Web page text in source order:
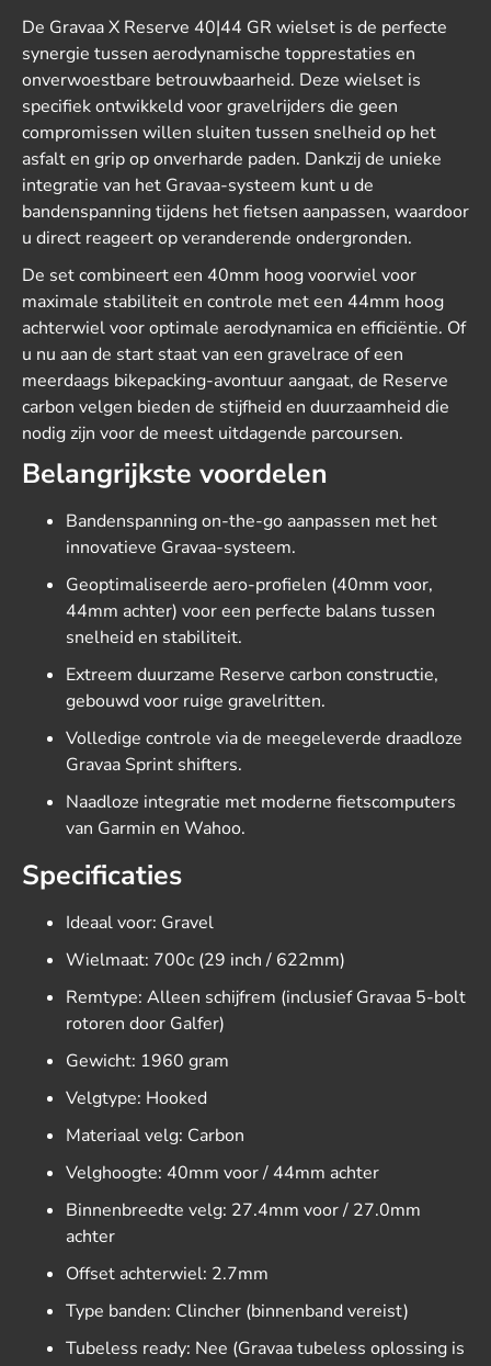
De Gravaa X Reserve 40|44 GR wielset is de perfecte
synergie tussen aerodynamische topprestaties en
onverwoestbare betrouwbaarheid. Deze wielset is
specifiek ontwikkeld voor gravelrijders die geen
compromissen willen sluiten tussen snelheid op het
asfalt en grip op onverharde paden. Dankzij de unieke
integratie van het Gravaa-systeem kunt u de
bandenspanning tijdens het fietsen aanpassen, waardoor
u direct reageert op veranderende ondergronden.
De set combineert een 40mm hoog voorwiel voor
maximale stabiliteit en controle met een 44mm hoog
achterwiel voor optimale aerodynamica en efficiëntie. Of
u nu aan de start staat van een gravelrace of een
meerdaags bikepacking-avontuur aangaat, de Reserve
carbon velgen bieden de stijfheid en duurzaamheid die
nodig zijn voor de meest uitdagende parcoursen.
Belangrijkste voordelen
Bandenspanning on-the-go aanpassen met het
innovatieve Gravaa-systeem.
Geoptimaliseerde aero-profielen (40mm voor,
44mm achter) voor een perfecte balans tussen
snelheid en stabiliteit.
Extreem duurzame Reserve carbon constructie,
gebouwd voor ruige gravelritten.
Volledige controle via de meegeleverde draadloze
Gravaa Sprint shifters.
Naadloze integratie met moderne fietscomputers
van Garmin en Wahoo.
Specificaties
Ideaal voor: Gravel
Wielmaat: 700c (29 inch / 622mm)
Remtype: Alleen schijfrem (inclusief Gravaa 5-bolt
rotoren door Galfer)
Gewicht: 1960 gram
Velgtype: Hooked
Materiaal velg: Carbon
Velghoogte: 40mm voor / 44mm achter
Binnenbreedte velg: 27.4mm voor / 27.0mm
achter
Offset achterwiel: 2.7mm
Type banden: Clincher (binnenband vereist)
Tubeless ready: Nee (Gravaa tubeless oplossing is